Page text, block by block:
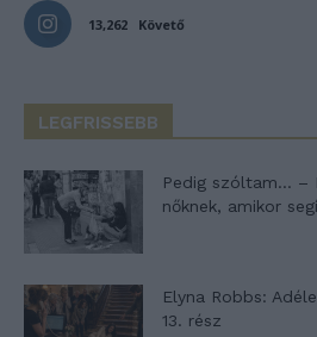
13,262 Követő
LEGFRISSEBB
Pedig szóltam… –
nőknek, amikor
Elyna Robbs:
13. rész